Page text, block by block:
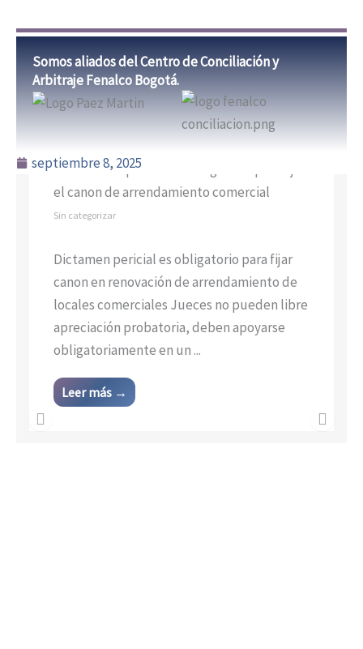
Somos aliados del Centro de Conciliación y
Arbitraje Fenalco Bogotá.
septiembre 8, 2025
Consejo de Estado ordena registrar la marca
“Colombiacola”
Sin categorizar